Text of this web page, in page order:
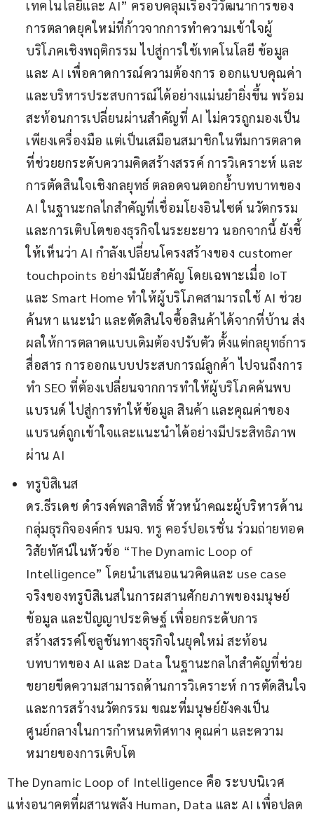
เทคโนโลยีและ AI” ครอบคลุมเรื่องวิวัฒนาการของ
การตลาดยุคใหม่ที่ก้าวจากการทำความเข้าใจผู้
บริโภคเชิงพฤติกรรม ไปสู่การใช้เทคโนโลยี ข้อมูล
และ AI เพื่อคาดการณ์ความต้องการ ออกแบบคุณค่า
และบริหารประสบการณ์ได้อย่างแม่นยำยิ่งขึ้น พร้อม
สะท้อนการเปลี่ยนผ่านสำคัญที่ AI ไม่ควรถูกมองเป็น
เพียงเครื่องมือ แต่เป็นเสมือนสมาชิกในทีมการตลาด
ที่ช่วยยกระดับความคิดสร้างสรรค์ การวิเคราะห์ และ
การตัดสินใจเชิงกลยุทธ์ ตลอดจนตอกย้ำบทบาทของ
AI ในฐานะกลไกสำคัญที่เชื่อมโยงอินไซต์ นวัตกรรม
และการเติบโตของธุรกิจในระยะยาว นอกจากนี้ ยังชี้
ให้เห็นว่า AI กำลังเปลี่ยนโครงสร้างของ customer
touchpoints อย่างมีนัยสำคัญ โดยเฉพาะเมื่อ IoT
และ Smart Home ทำให้ผู้บริโภคสามารถใช้ AI ช่วย
ค้นหา แนะนำ และตัดสินใจซื้อสินค้าได้จากที่บ้าน ส่ง
ผลให้การตลาดแบบเดิมต้องปรับตัว ตั้งแต่กลยุทธ์การ
สื่อสาร การออกแบบประสบการณ์ลูกค้า ไปจนถึงการ
ทำ SEO ที่ต้องเปลี่ยนจากการทำให้ผู้บริโภคค้นพบ
แบรนด์ ไปสู่การทำให้ข้อมูล สินค้า และคุณค่าของ
แบรนด์ถูกเข้าใจและแนะนำได้อย่างมีประสิทธิภาพ
ผ่าน AI
ทรูบิสิเนส
ดร.ธีรเดช ดำรงค์พลาสิทธิ์ หัวหน้าคณะผู้บริหารด้าน
กลุ่มธุรกิจองค์กร บมจ. ทรู คอร์ปอเรชั่น ร่วมถ่ายทอด
วิสัยทัศน์ในหัวข้อ “The Dynamic Loop of
Intelligence” โดยนำเสนอแนวคิดและ use case
จริงของทรูบิสิเนสในการผสานศักยภาพของมนุษย์
ข้อมูล และปัญญาประดิษฐ์ เพื่อยกระดับการ
สร้างสรรค์โซลูชันทางธุรกิจในยุคใหม่ สะท้อน
บทบาทของ AI และ Data ในฐานะกลไกสำคัญที่ช่วย
ขยายขีดความสามารถด้านการวิเคราะห์ การตัดสินใจ
และการสร้างนวัตกรรม ขณะที่มนุษย์ยังคงเป็น
ศูนย์กลางในการกำหนดทิศทาง คุณค่า และความ
หมายของการเติบโต
The Dynamic Loop of Intelligence คือ ระบบนิเวศ
แห่งอนาคตที่ผสานพลัง Human, Data และ AI เพื่อปลด